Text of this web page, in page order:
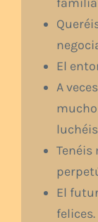
El
A
Tenéis
El
felices.